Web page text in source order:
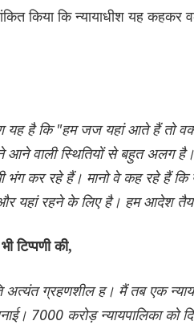
किया कि न्यायाधीश यह
यह है कि "हम जज यहां आते हैं तो
आने वाली स्थितियों से बहुत अलग
भंग कर रहे हैं। मानो वे कह रहे हैं
यहां रहने के लिए है। हम आदेश
टिप्पणी की,
अत्यंत ग्रहणशील ह। मैं तब एक
7000 करोड़ न्यायपालिका